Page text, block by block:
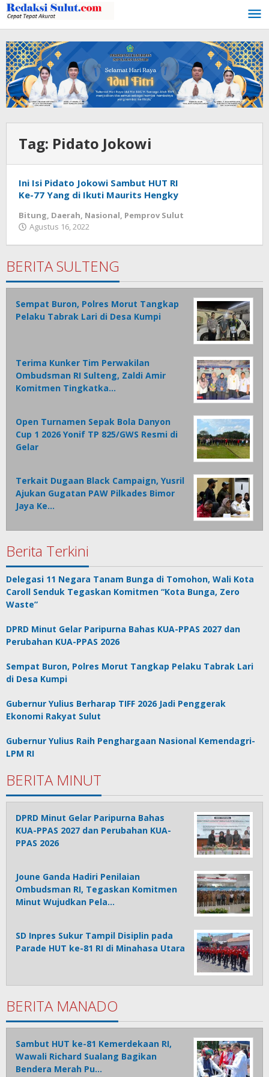
Lewati
ke
konten
Tag: Pidato Jokowi
Ini Isi Pidato Jokowi Sambut HUT RI
Ke-77 Yang di Ikuti Maurits Hengky
Bitung, Daerah, Nasional, Pemprov Sulut
Agustus 16, 2022
BERITA SULTENG
Sempat Buron, Polres Morut Tangkap
Pelaku Tabrak Lari di Desa Kumpi
Terima Kunker Tim Perwakilan
Ombudsman RI Sulteng, Zaldi Amir
Komitmen Tingkatka…
Open Turnamen Sepak Bola Danyon
Cup 1 2026 Yonif TP 825/GWS Resmi di
Gelar
Terkait Dugaan Black Campaign, Yusril
Ajukan Gugatan PAW Pilkades Bimor
Jaya Ke…
Berita Terkini
Delegasi 11 Negara Tanam Bunga di Tomohon, Wali Kota
Caroll Senduk Tegaskan Komitmen “Kota Bunga, Zero
Waste”
DPRD Minut Gelar Paripurna Bahas KUA-PPAS 2027 dan
Perubahan KUA-PPAS 2026
Sempat Buron, Polres Morut Tangkap Pelaku Tabrak Lari
di Desa Kumpi
Gubernur Yulius Berharap TIFF 2026 Jadi Penggerak
Ekonomi Rakyat Sulut
Gubernur Yulius Raih Penghargaan Nasional Kemendagri-
LPM RI
BERITA MINUT
DPRD Minut Gelar Paripurna Bahas
KUA-PPAS 2027 dan Perubahan KUA-
PPAS 2026
Joune Ganda Hadiri Penilaian
Ombudsman RI, Tegaskan Komitmen
Minut Wujudkan Pela…
SD Inpres Sukur Tampil Disiplin pada
Parade HUT ke-81 RI di Minahasa Utara
BERITA MANADO
Sambut HUT ke-81 Kemerdekaan RI,
Wawali Richard Sualang Bagikan
Bendera Merah Pu…